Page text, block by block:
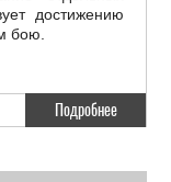
достижению
бою.
Подробнее